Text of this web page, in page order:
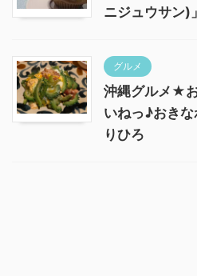
ニジュウサン
グルメ
沖縄グルメ★
いねっ♪おき
りひろ